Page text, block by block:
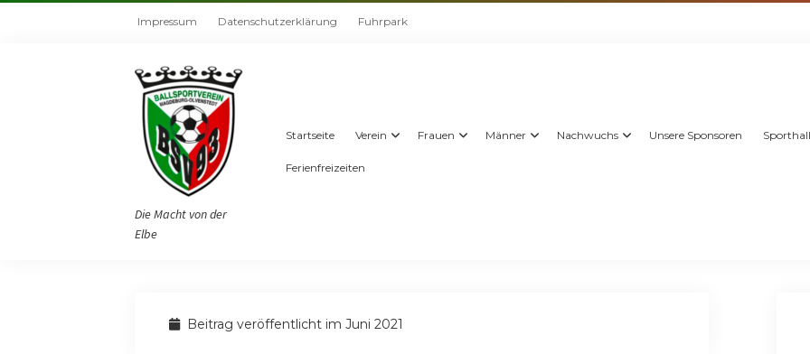
Impressum Datenschutzerklärung Fuhrpark
Die Macht von der
Elbe
Startseite Verein Frauen Männer Nachwuchs Unsere Sponsoren
Ferienfreizeiten
Beitrag veröffentlicht im Juni 2021